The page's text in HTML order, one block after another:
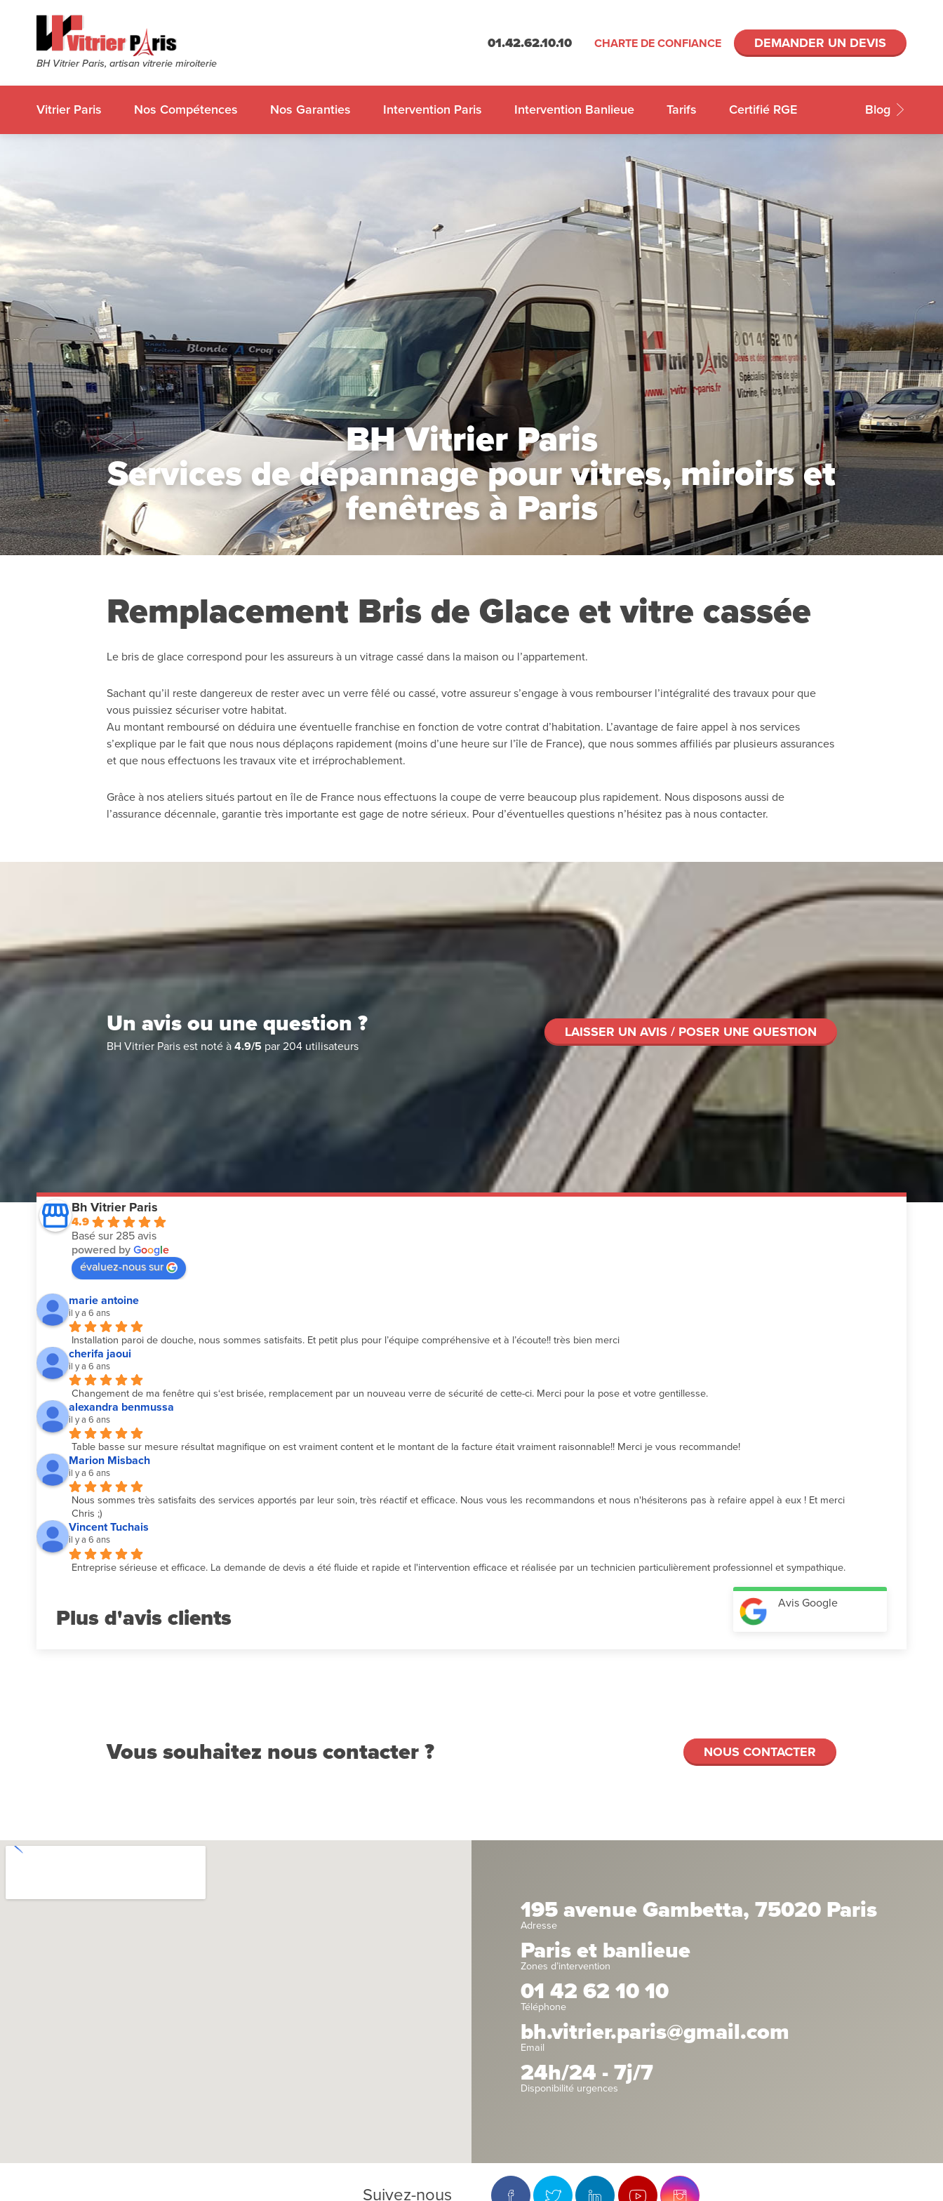
BH Vitrier Paris, artisan vitrerie miroiterie
01.42.62.10.10 CHARTE DE CONFIANCE DEMANDER UN DEVIS
Vitrier Paris Nos Compétences Nos Garanties Intervention Paris Intervention Banlieue Tarifs Certifié RGE Blog
BH Vitrier Paris
Services de dépannage pour vitres, miroirs et
fenêtres à Paris
Remplacement Bris de Glace et vitre cassée
Le bris de glace correspond pour les assureurs à un vitrage cassé dans la maison ou l’appartement.
Sachant qu’il reste dangereux de rester avec un verre fêlé ou cassé, votre assureur s’engage à vous rembourser l’intégralité des travaux pour que
vous puissiez sécuriser votre habitat.
Au montant remboursé on déduira une éventuelle franchise en fonction de votre contrat d’habitation. L’avantage de faire appel à nos services
s’explique par le fait que nous nous déplaçons rapidement (moins d’une heure sur l’île de France), que nous sommes affiliés par plusieurs assurances
et que nous effectuons les travaux vite et irréprochablement.
Grâce à nos ateliers situés partout en île de France nous effectuons la coupe de verre beaucoup plus rapidement. Nous disposons aussi de
l’assurance décennale, garantie très importante est gage de notre sérieux. Pour d’éventuelles questions n’hésitez pas à nous contacter.
Un avis ou une question ?
BH Vitrier Paris est noté à 4.9/5 par 204 utilisateurs
LAISSER UN AVIS / POSER UNE QUESTION
Bh Vitrier Paris
4.9
Basé sur 285 avis
powered by Google
évaluez-nous sur
marie antoine
il y a 6 ans
Installation paroi de douche, nous sommes satisfaits. Et petit plus pour l’équipe compréhensive et à l’écoute!! très bien merci
cherifa jaoui
il y a 6 ans
Changement de ma fenêtre qui s‘est brisée, remplacement par un nouveau verre de sécurité de cette-ci. Merci pour la pose et votre gentillesse.
alexandra benmussa
il y a 6 ans
Table basse sur mesure résultat magnifique on est vraiment content et le montant de la facture était vraiment raisonnable!! Merci je vous recommande!
Marion Misbach
il y a 6 ans
Nous sommes très satisfaits des services apportés par leur soin, très réactif et efficace. Nous vous les recommandons et nous n'hésiterons pas à refaire appel à eux ! Et merci
Chris ;)
Vincent Tuchais
il y a 6 ans
Entreprise sérieuse et efficace. La demande de devis a été fluide et rapide et l'intervention efficace et réalisée par un technicien particulièrement professionnel et sympathique.
Plus d'avis
Avis Google
Vous souhaitez nous contacter ? NOUS CONTACTER
195 avenue Gambetta, 75020 Paris
Adresse
Paris et banlieue
Zones d’intervention
01 42 62 10 10
Téléphone
bh.vitrier.paris@gmail.com
Email
24h/24 - 7j/7
Disponibilité urgences
Suivez-nous